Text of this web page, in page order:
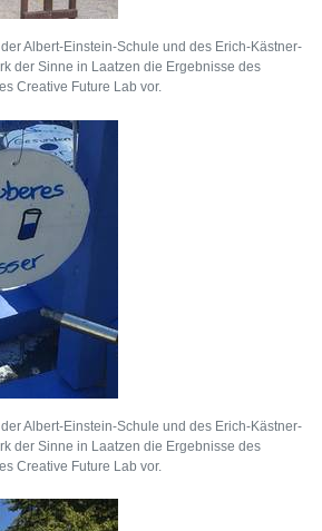
Albert-Einstein-Schule und des Erich-Kästner-
der Sinne in Laatzen die Ergebnisse des
Creative Future Lab vor.
Albert-Einstein-Schule und des Erich-Kästner-
der Sinne in Laatzen die Ergebnisse des
Creative Future Lab vor.